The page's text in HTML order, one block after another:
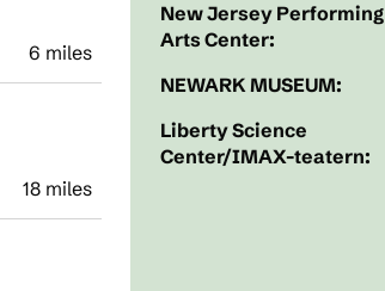
6 miles
18 miles
New Jersey Performing
Arts Center:
NEWARK MUSEUM:
Liberty Science
Center/IMAX-teatern: